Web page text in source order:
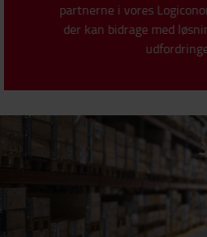
partnerne i vores
der kan bidrage med